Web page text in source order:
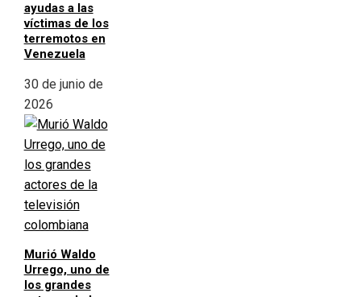
ayudas a las
víctimas de los
terremotos en
Venezuela
30 de junio de
2026
Murió Waldo
Urrego, uno de
los grandes